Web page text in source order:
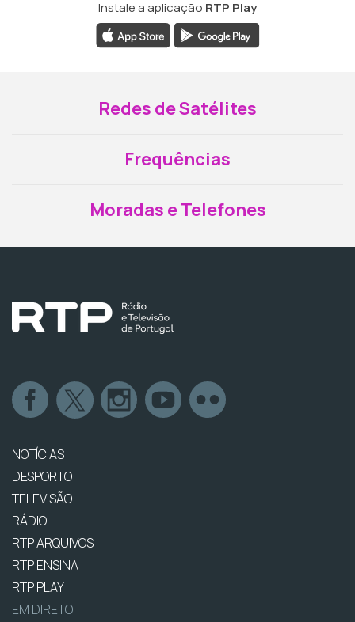
Instale a aplicação RTP Play
Redes de Satélites
Frequências
Moradas e Telefones
NOTÍCIAS
DESPORTO
TELEVISÃO
RÁDIO
RTP ARQUIVOS
RTP ENSINA
RTP PLAY
EM DIRETO